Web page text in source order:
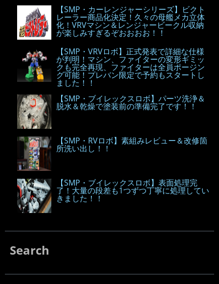
【SMP・カーレンジャーシリーズ】ビクト
レーラー商品化決定！久々の母艦メカ立体
化！VRVマシン＆レンジャービークル収納
が楽しみすぎるぞおおおお！！
【SMP・VRVロボ】正式発表で詳細な仕様
が判明！マシン、ファイターの変形ギミッ
クも完全再現、ファイターは全員ポージン
グ可能！プレバン限定で予約もスタートし
ました！！
【SMP・ブイレックスロボ】パーツ洗浄＆
脱水＆乾燥で塗装前の準備完了です！！
【SMP・RVロボ】素組みレビュー＆改修箇
所洗い出し！！
【SMP・ブイレックスロボ】表面処理完
了！大量の段差も1つずつ丁寧に処理してい
きました！！
Search